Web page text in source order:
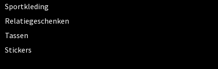
Sportkleding
Relatiegeschenken
Tassen
Stickers